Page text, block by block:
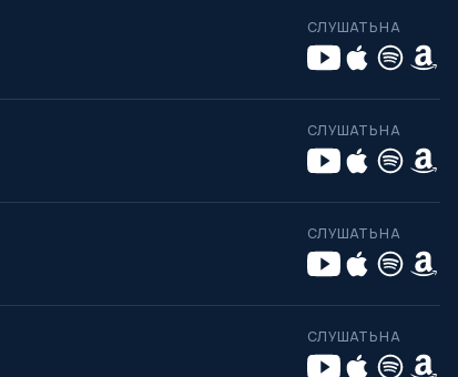
СЛУШАТЬ НА
СЛУШАТЬ НА
СЛУШАТЬ НА
СЛУШАТЬ НА